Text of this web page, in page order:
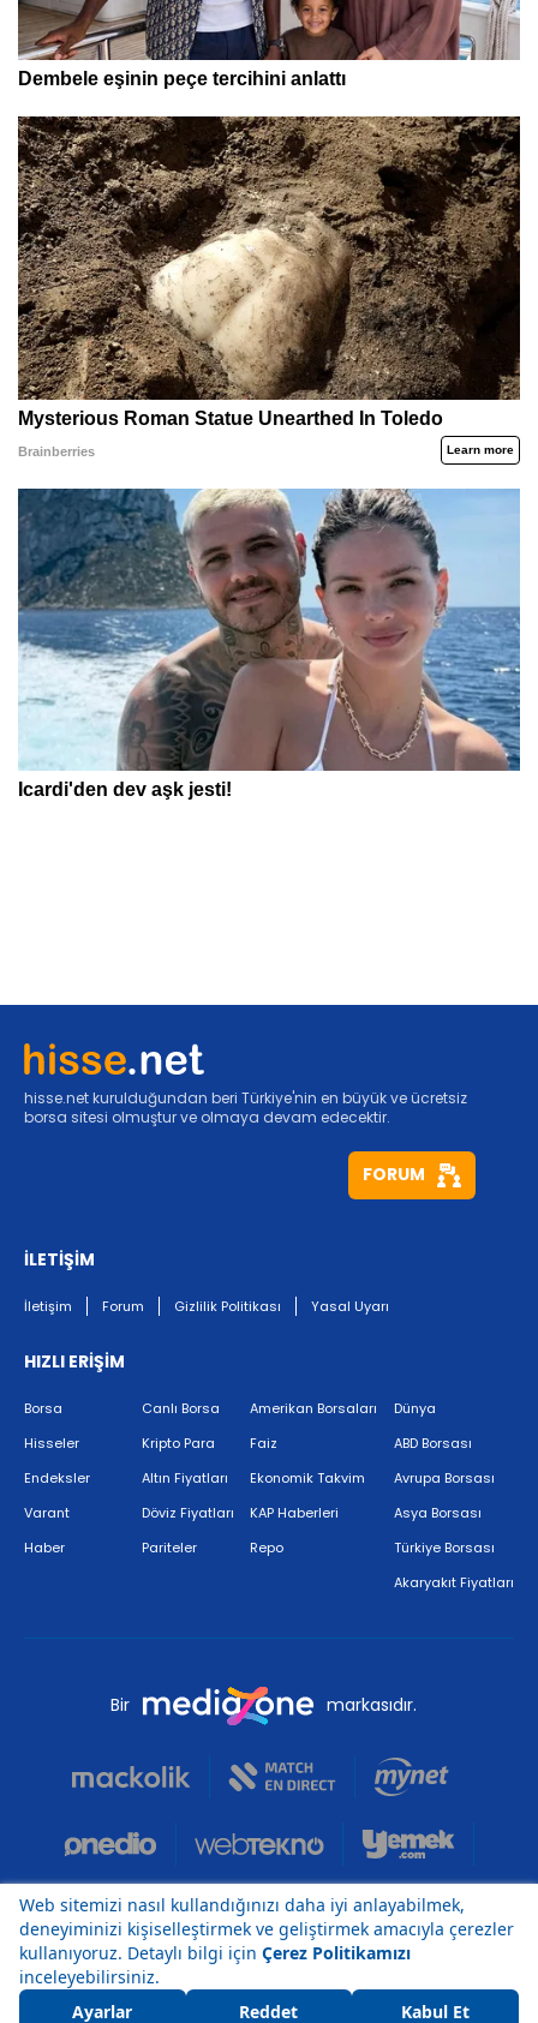
hisse.net kurulduğundan beri Türkiye'nin en büyük ve ücretsiz
borsa sitesi olmuştur ve olmaya devam edecektir.
FORUM
İLETİŞİM
İletişim Forum Gizlilik Politikası Yasal Uyarı
HIZLI ERİŞİM
Borsa
Hisseler
Endeksler
Varant
Haber
Canlı Borsa
Kripto Para
Altın Fiyatları
Döviz Fiyatları
Pariteler
Amerikan Borsaları
Faiz
Ekonomik Takvim
KAP Haberleri
Repo
Dünya
ABD Borsası
Avrupa Borsası
Asya Borsası
Türkiye Borsası
Akaryakıt Fiyatları
Bir markasıdır.